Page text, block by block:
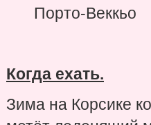
Порто-Веккьо
Когда ехать.
Зима на Корсике